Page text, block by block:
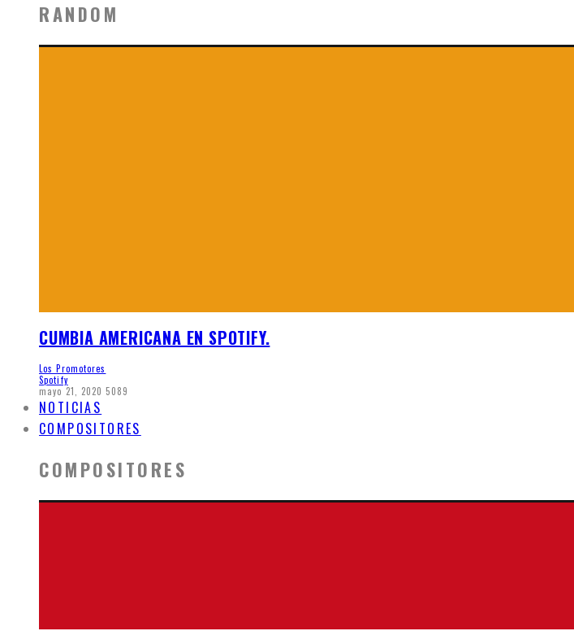
RANDOM
CUMBIA AMERICANA EN SPOTIFY.
Los Promotores
Spotify
mayo 21, 2020 5089
NOTICIAS
COMPOSITORES
COMPOSITORES